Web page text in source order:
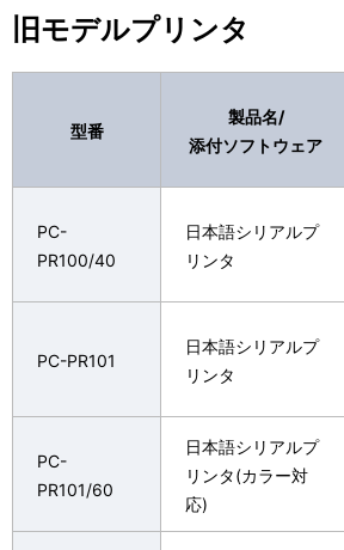
旧モデルプリンタ
型番
製品名/
添付ソフトウェア
PC-
PR100/40
日本語シリアルプ
リンタ
PC-PR101
日本語シリアルプ
リンタ
PC-
PR101/60
日本語シリアルプ
リンタ(カラー対
応)